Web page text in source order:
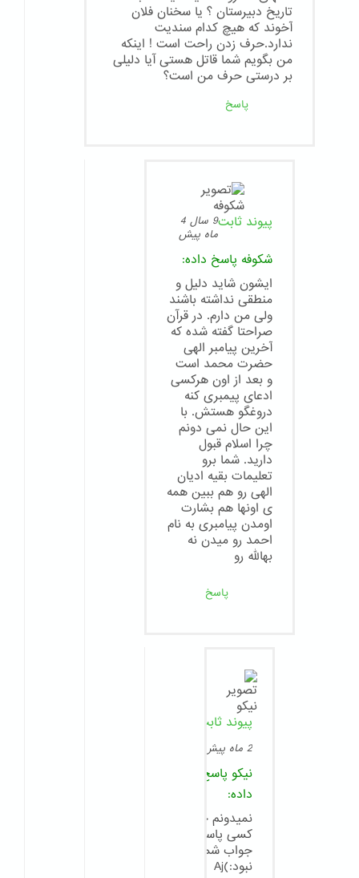
تاریخ دبیرستان ؟ یا سخنان فلان
آخوند که هیچ کدام سندیت
ندارد.حرف زدن راحت است ! اینکه
من بگویم شما قاتل هستی آیا دلیلی
بر درستی حرف من است؟
پاسخ
پیوند ثابت
9 سال 4
ماه پیش
شکوفه پاسخ داده:
ایشون شاید دلیل و
منطقی نداشته باشند
ولی من دارم. در قرآن
صراحتا گفته شده که
آخرین پیامبر الهی
حضرت محمد است
و بعد از اون هرکسی
ادعای پیمبری کنه
دروغگو هستش. با
این حال نمی دونم
چرا اسلام قبول
دارید. شما برو
تعلیمات بقیه ادیان
الهی رو هم ببین همه
ی اونها هم بشارت
اومدن پیامبری به نام
احمد رو میدن نه
بهالله رو
پاسخ
پیوند ثابت
2 ماه پیش
نیکو پاسخ
داده:
نمیدونم چرا
کسی پاسخگوی
جواب شما
نبود:)Aj